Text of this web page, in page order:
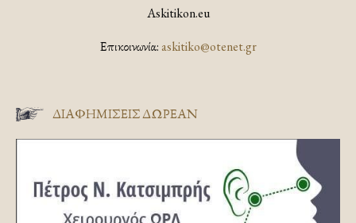
Askitikon.eu
Επικοινωνία:askitiko@otenet.gr
ΔΙΑΦΗΜΊΣΕΙΣ ΔΩΡΕΆΝ